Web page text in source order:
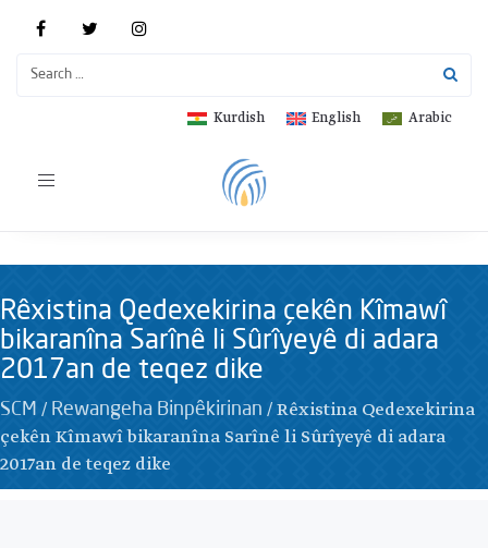
Arabic
English
Kurdish
Toggle
Rêxistina Qedexekirina çekên Kîmawî
bikaranîna Sarînê li Sûrîyeyê di adara
2017an de teqez dike
SCM / Rewangeha Binpêkirinan /Rêxistina Qedexekirina
çekên Kîmawî bikaranîna Sarînê li Sûrîyeyê di adara
2017an de teqez dike